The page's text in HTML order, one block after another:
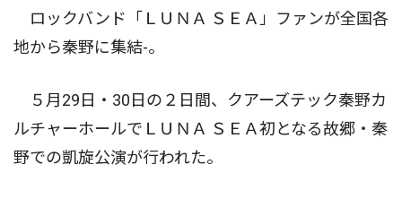
ロックバンド「ＬＵＮＡ ＳＥＡ」ファンが全国各
地から秦野に集結-。
５月29日・30日の２日間、クアーズテック秦野カ
ルチャーホールでＬＵＮＡ ＳＥＡ初となる故郷・秦
野での凱旋公演が行われた。